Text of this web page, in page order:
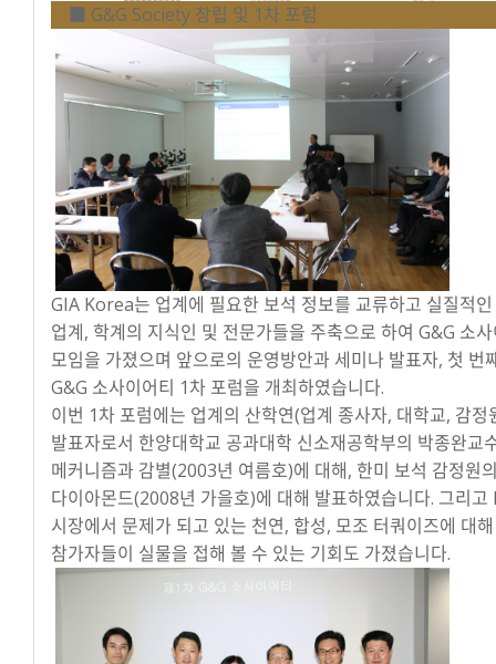
■ G&G Society 창립 및 1차 포럼
GIA Korea는 업계에 필요한 보석 정보를 교류하고 실질적
업계, 학계의 지식인 및 전문가들을 주축으로 하여 G&G 소
모임을 가졌으며 앞으로의 운영방안과 세미나 발표자, 첫
G&G 소사이어티 1차 포럼을 개최하였습니다.
이번 1차 포럼에는 업계의 산학연(업계 종사자, 대학교, 감
발표자로서 한양대학교 공과대학 신소재공학부의 박종완교
메커니즘과 감별(2003년 여름호)에 대해, 한미 보석 감정원
다이아몬드(2008년 가을호)에 대해 발표하였습니다. 그리
시장에서 문제가 되고 있는 천연, 합성, 모조 터쿼이즈에 대
참가자들이 실물을 접해 볼 수 있는 기회도 가졌습니다.